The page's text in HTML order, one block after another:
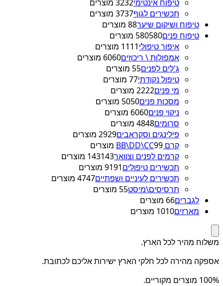
טיפוח אינטימי
3232 מוצרים
תכשירים לגוף
3737 מוצרים
טיפוח ושיקום שיער 88 מוצרים
טיפוח פנים
580580 מוצרים
איפור טיפולי
1111 מוצרים
אמפולות \ ריכוזים
6060 מוצרים
ג'לים לפנים 55 מוצרים
טיפול נקודתי 77 מוצרים
מי פנים
2222 מוצרים
מסכות פנים
5050 מוצרים
ניקוי פנים
6060 מוצרים
סרומים
4848 מוצרים
פילינגים וסקראבים
2929 מוצרים
קרם BB\DD\CC
99 מוצרים
קרמים לפנים וצוואר
143143 מוצרים
תכשירים טיפולים
9191 מוצרים
תכשירים לעיניים ושפתיים
4747 מוצרים
תרסיסים\מיסט 55 מוצרים
לגברים 66 מוצרים
מארזים
1010 מוצרים
משלוח מהיר לכל הארץ.
אספקה מהירה לכל חלקי הארץ ישירות אליכם לכתובת.
100% מוצרים מקוריים.